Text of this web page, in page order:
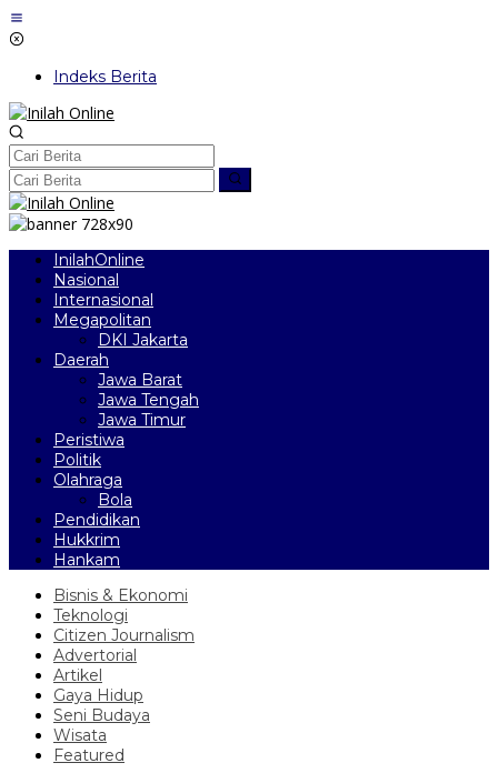
Lewati
ke
Indeks Berita
InilahOnline
Nasional
Internasional
Megapolitan
DKI Jakarta
Daerah
Jawa Barat
Jawa Tengah
Jawa Timur
Peristiwa
Politik
Olahraga
Bola
Pendidikan
Hukkrim
Hankam
Bisnis & Ekonomi
Teknologi
Citizen Journalism
Advertorial
Artikel
Gaya Hidup
Seni Budaya
Wisata
Featured